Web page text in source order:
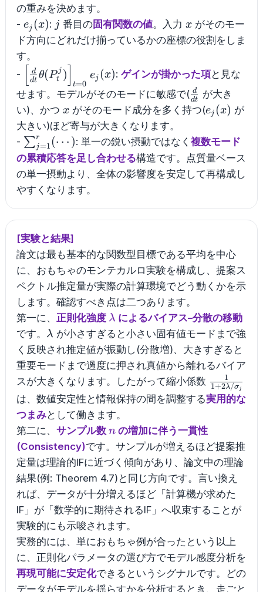
の重みを決めます。
- e_j(x)
ej (x): jj 番目の固有関数の値。入力x
x がそのモー
ド方向にどれだけ揃っているかの座標の役割をしま
す。
-
\left[\frac{d}
{dt}\theta(P_t^j)\right]_{t=0}e_j(x)
dt
d θ(Pt
j )
t=0
ej (x): ゲインが掛かった項と見な
せます。モデルがそのモードに敏感で(\frac{d}
{dt}
dt
d
が大き
い)、かつ x
x がそのモード成分を多く持つ(e_j(x)
ej (x) が
大きい)ほど寄与が大きくなります。
- \sum_{j=1}^{r}
(\cdots)
∑j =1
r (⋯ ): 単一の鋭い摂動ではなく複数モード
の累積応答を足し合わせる構造です。点質量ベース
の単一摂動より、全体の影響度を安定して再構成し
やすくなります。
[実験と結果]
論文は最も基本的な関数型目標である平均を中心
に、おもちゃのモンテカルロ実験を構成し、提案ス
ペクトル推定量が実際の計算環境でどう動くかを示
します。確認すべき点は二つあります。
第一に、 正則化強度 \lambda
λ によるバイアス–分散の移動
です。 \lambda
λ が小さすぎると小さい固有値モードまで強
く反映され推定値が振動し(分散増)、大きすぎると
重要モードまで過度に押され真値から離れるバイア
スが大きくなります。したがって縮小係数 \frac{1}
1+2λ/σj
1
は、数値安定性と情報保持の間を調整する実用的な
つまみとして働きます。
第二に、 サンプル数 n
n の増加に伴う一貫性
(Consistency)です。サンプルが増えるほど提案推
定量は理論的IFに近づく傾向があり、論文中の理論
結果(例: Theorem 4.7)と同じ方向です。言い換え
れば、データが十分増えるほど「計算機が求めた
IF」が「数学的に期待されるIF」へ収束することが
実験的にも示唆されます。
実務的には、単におもちゃ例が合ったという以上
に、正則化パラメータの選び方でモデル感度分析を
再現可能に安定化できるというシグナルです。どの
データがモデルを揺らすかを分析するとき、走ごと